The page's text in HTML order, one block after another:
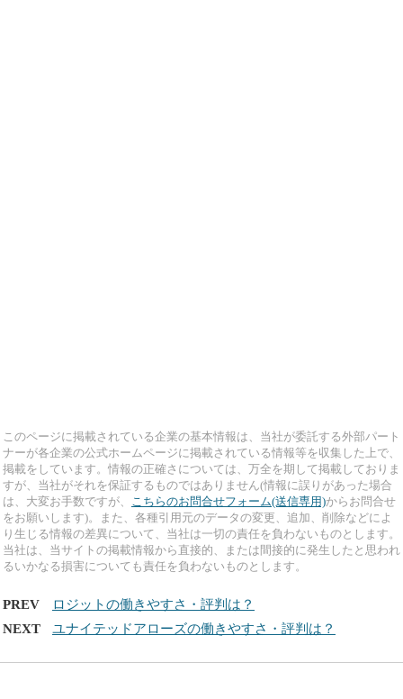
このページに掲載されている企業の基本情報は、当社が委託する外部パート
ナーが各企業の公式ホームページに掲載されている情報等を収集した上で、
掲載をしています。情報の正確さについては、万全を期して掲載しておりま
すが、当社がそれを保証するものではありません(情報に誤りがあった場合
は、大変お手数ですが、 こちらのお問合せフォーム(送信専用)からお問合せ
をお願いします)。また、各種引用元のデータの変更、追加、削除などによ
り生じる情報の差異について、当社は一切の責任を負わないものとします。
当社は、当サイトの掲載情報から直接的、または間接的に発生したと思われ
るいかなる損害についても責任を負わないものとします。
PREV
ロジットの働きやすさ・評判は？
NEXT
ユナイテッドアローズの働きやすさ・評判は？